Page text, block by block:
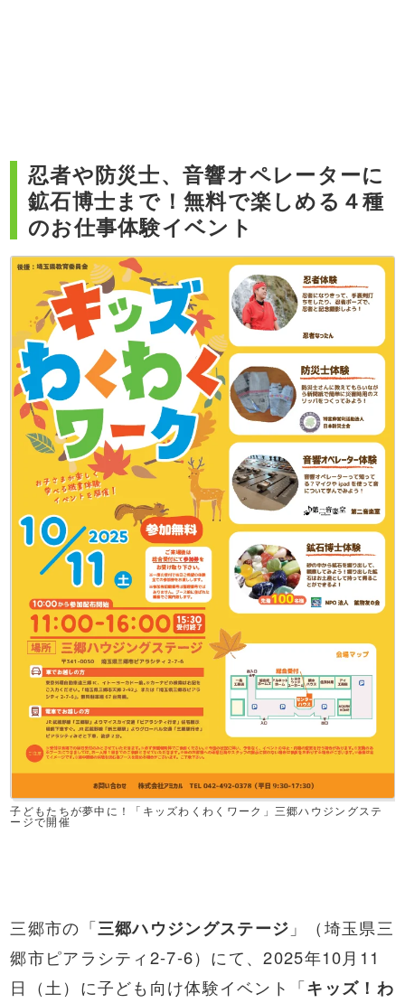
忍者や防災士、音響オペレーターに
鉱石博士まで！無料で楽しめる４種
のお仕事体験イベント
子どもたちが夢中に！「キッズわくわくワーク」三郷ハウジングステ
ージで開催
三郷市の「三郷ハウジングステージ 」（埼玉県三
郷市ピアラシティ2-7-6）にて、2025年10月11
日（土）に子ども向け体験イベント「キッズ！わ